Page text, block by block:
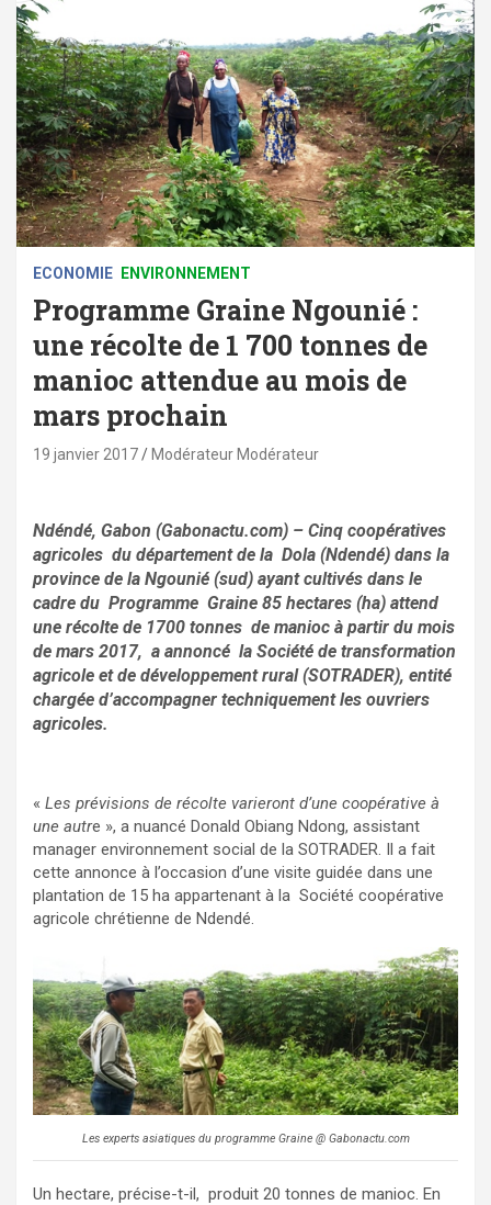
ECONOMIE ENVIRONNEMENT
Programme Graine Ngounié :
une récolte de 1 700 tonnes de
manioc attendue au mois de
mars prochain
19 janvier 2017 Modérateur Modérateur
Ndéndé, Gabon (Gabonactu.com) – Cinq coopératives
agricoles du département de la Dola (Ndendé) dans la
province de la Ngounié (sud) ayant cultivés dans le
cadre du Programme Graine 85 hectares (ha) attend
une récolte de 1700 tonnes de manioc à partir du mois
de mars 2017, a annoncé la Société de transformation
agricole et de développement rural (SOTRADER), entité
chargée d’accompagner techniquement les ouvriers
agricoles.
« Les prévisions de récolte varieront d’une coopérative à
une autre », a nuancé Donald Obiang Ndong, assistant
manager environnement social de la SOTRADER. Il a fait
cette annonce à l’occasion d’une visite guidée dans une
plantation de 15 ha appartenant à la Société coopérative
agricole chrétienne de Ndendé.
Les experts asiatiques du programme Graine @ Gabonactu.com
Un hectare, précise-t-il, produit 20 tonnes de manioc. En